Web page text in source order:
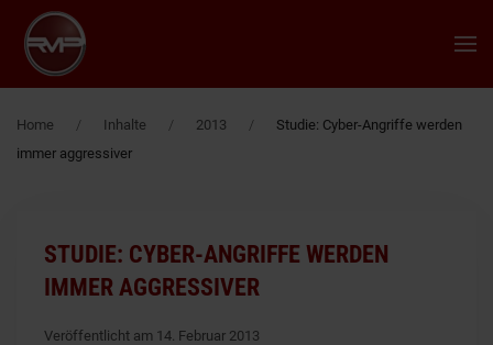
Zum Hauptinhalt springen
Home Inhalte 2013
Studie: Cyber-Angriffe werden
immer aggressiver
STUDIE: CYBER-ANGRIFFE WERDEN
IMMER AGGRESSIVER
Veröffentlicht am 14. Februar 2013